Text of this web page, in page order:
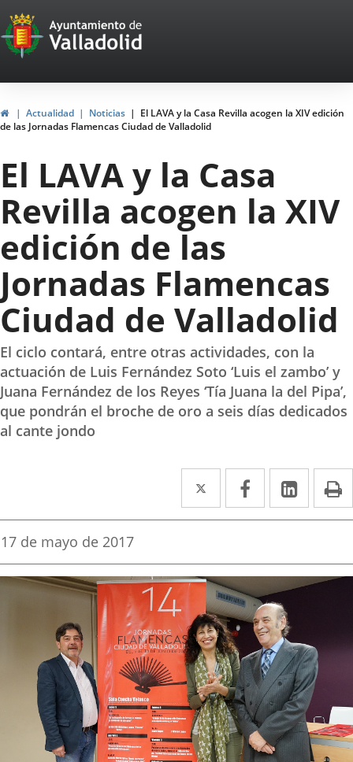
Portal
Web
del
Ayuntamiento
de
Valladolid
HomeActualidad Noticias
El LAVA y la Casa Revilla acogen la XIV edición
de las Jornadas Flamencas Ciudad de Valladolid
El LAVA y la Casa
Revilla acogen la XIV
edición de las
Jornadas Flamencas
Ciudad de Valladolid
El ciclo contará, entre otras actividades, con la
actuación de Luis Fernández Soto ‘Luis el zambo’ y
Juana Fernández de los Reyes ‘Tía Juana la del Pipa’,
que pondrán el broche de oro a seis días dedicados
al cante jondo
Twitter
Enlace
a
aplicación
externa.
Facebook
Enlace
a
aplicación
externa.
Enlace
a
Fecha
la
noticia
17 de mayo de 2017